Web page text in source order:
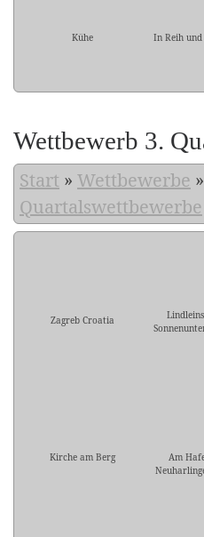
Kühe In Reih und
Wettbewerb 3.
Start » Wettbewerbe »
Quartalswettbewerbe
Zagreb Croatia
Kirche am Berg
Am